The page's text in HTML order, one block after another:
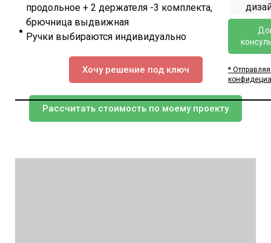
*
продольное + 2 держателя -3 комплекта,
брючница выдвижная
Ручки выбираются индивидуально
Хочу решение под ключ
Рассчитать стоимость по моему проекту